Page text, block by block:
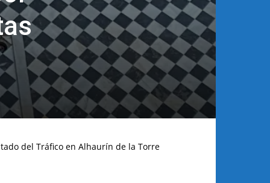
del Tráfico en Alhaurín de la Torre